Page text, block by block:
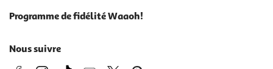
Programme de fidélité Waaoh!
Nous suivre